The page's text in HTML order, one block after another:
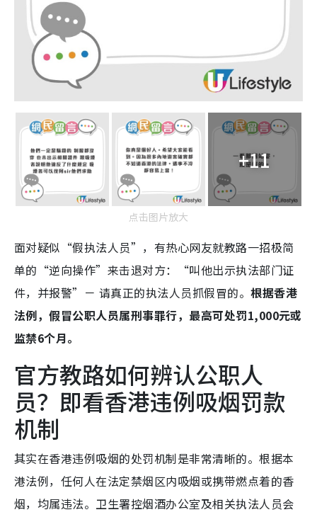
+11
点击图片放大
面对疑似“假执法人员”，有热心网友就教路一招极简
单的“逆向操作”来击退对方：“叫他出示执法部门证
件，并报警”－ 请真正的执法人员抓假冒的。根据香港
法例，假冒公职人员属刑事罪行，最高可处罚1,000元或
监禁6个月。
官方教路如何辨认公职人
员？即看香港违例吸烟罚款
机制
其实在香港违例吸烟的处罚机制是非常清晰的。根据本
港法例，任何人在法定禁烟区内吸烟或携带燃点着的香
烟，均属违法。卫生署控烟酒办公室及相关执法人员会